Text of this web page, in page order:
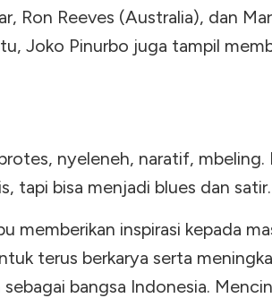
Ron Reeves (Australia), dan
Joko Pinurbo juga tampil
nyeleneh, naratif, mbeling.
tapi bisa menjadi blues dan satir.
memberikan inspirasi kepada
terus berkarya serta
bangsa Indonesia.